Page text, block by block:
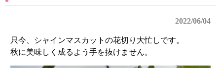
2022/06/04
只今、シャインマスカットの花切り大忙しです。
秋に美味しく成るよう手を抜けません。